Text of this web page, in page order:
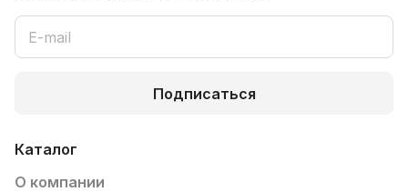
Подписаться
Каталог
О компании